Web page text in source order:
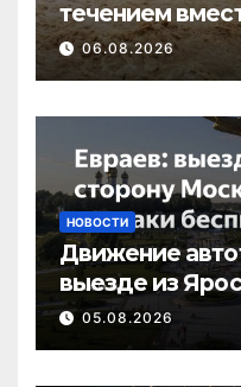
течением
потопа в
06.08.2026
НОВОСТИ
Движение
выезде из
Москвы
05.08.2026